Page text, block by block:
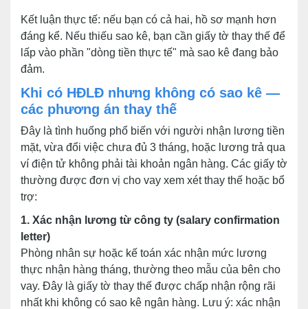
Kết luận thực tế: nếu bạn có cả hai, hồ sơ mạnh hơn
đáng kể. Nếu thiếu sao kê, bạn cần giấy tờ thay thế để
lấp vào phần "dòng tiền thực tế" mà sao kê đang bảo
đảm.
Khi có HĐLĐ nhưng không có sao kê —
các phương án thay thế
Đây là tình huống phổ biến với người nhận lương tiền
mặt, vừa đổi việc chưa đủ 3 tháng, hoặc lương trả qua
ví điện tử không phải tài khoản ngân hàng. Các giấy tờ
thường được đơn vị cho vay xem xét thay thế hoặc bổ
trợ:
1. Xác nhận lương từ công ty (salary confirmation
letter)
Phòng nhân sự hoặc kế toán xác nhận mức lương
thực nhận hàng tháng, thường theo mẫu của bên cho
vay. Đây là giấy tờ thay thế được chấp nhận rộng rãi
nhất khi không có sao kê ngân hàng. Lưu ý: xác nhận